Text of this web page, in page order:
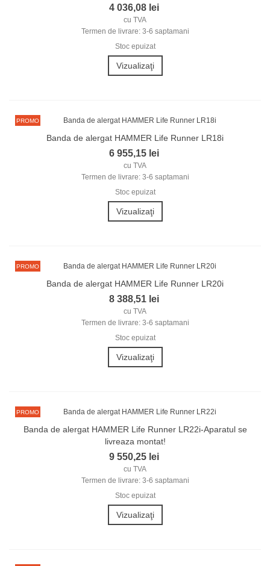
4 036,08 lei
cu TVA
Termen de livrare: 3-6 saptamani
Stoc epuizat
Vizualizaţi
PROMO
Banda de alergat HAMMER Life Runner LR18i
6 955,15 lei
cu TVA
Termen de livrare: 3-6 saptamani
Stoc epuizat
Vizualizaţi
PROMO
Banda de alergat HAMMER Life Runner LR20i
8 388,51 lei
cu TVA
Termen de livrare: 3-6 saptamani
Stoc epuizat
Vizualizaţi
PROMO
Banda de alergat HAMMER Life Runner LR22i-Aparatul se
livreaza montat!
9 550,25 lei
cu TVA
Termen de livrare: 3-6 saptamani
Stoc epuizat
Vizualizaţi